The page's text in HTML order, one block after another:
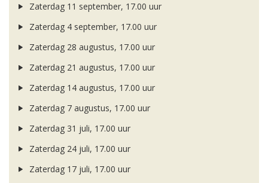
Zaterdag 11 september, 17.00 uur
Zaterdag 4 september, 17.00 uur
Zaterdag 28 augustus, 17.00 uur
Zaterdag 21 augustus, 17.00 uur
Zaterdag 14 augustus, 17.00 uur
Zaterdag 7 augustus, 17.00 uur
Zaterdag 31 juli, 17.00 uur
Zaterdag 24 juli, 17.00 uur
Zaterdag 17 juli, 17.00 uur